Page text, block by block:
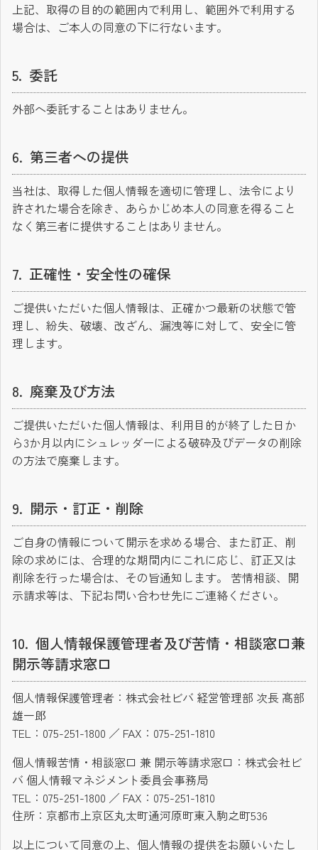
上記、取得の目的の範囲内で利用し、範囲外で利用する
場合は、ご本人の同意の下に行ないます。
委託
外部へ委託することはありません。
第三者への提供
当社は、取得した個人情報を適切に管理し、法令により
許された場合を除き、あらかじめ本人の同意を得ること
なく第三者に提供することはありません。
正確性・安全性の確保
ご提供いただいた個人情報は、正確かつ最新の状態で管
理し、紛失、破壊、改ざん、漏洩等に対して、安全に管
理します。
廃棄及び方法
ご提供いただいた個人情報は、利用目的が終了した日か
ら3か月以内にシュレッダーによる破砕及びデータの削除
の方法で廃棄します。
開示・訂正・削除
ご自身の情報について開示を求める場合、また訂正、削
除の求めには、合理的な期間内にこれに応じ、訂正又は
削除を行った場合は、その旨通知します。 苦情相談、開
示請求等は、下記お問い合わせ先にご連絡ください。
個人情報保護管理者及び苦情・相談窓口兼
開示等請求窓口
個人情報保護管理者：株式会社ビバ 経営管理部 次長 髙部
雄一郎
TEL：075-251-1800 ／ FAX：075-251-1810
個人情報苦情・相談窓口 兼 開示等請求窓口：株式会社ビ
バ 個人情報マネジメント委員会事務局
TEL：075-251-1800 ／ FAX：075-251-1810
住所：京都市上京区丸太町通河原町東入駒之町536
以上について同意の上、個人情報の提供をお願いいたし